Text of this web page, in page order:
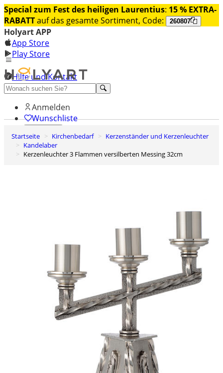
Special zum Fest des heiligen Laurentius: 15 % EXTRA-
RABATTauf das gesamte Sortiment, Code: 260807
Holyart APP
App Store
Play Store
Hilfe und Kontakt
Entdecken Sie Premium
Anmelden
Wunschliste
0
Warenkorb
Startseite Kirchenbedarf
Kerzenständer und Kerzenleuchter
Kandelaber
Kerzenleuchter 3 Flammen versilberten Messing 32cm